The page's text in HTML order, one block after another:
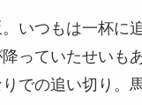
いつもは一杯に
っていたせいも
での追い切り。